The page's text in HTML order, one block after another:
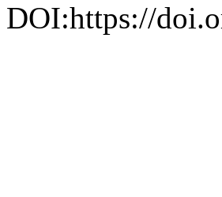
DOI:https://